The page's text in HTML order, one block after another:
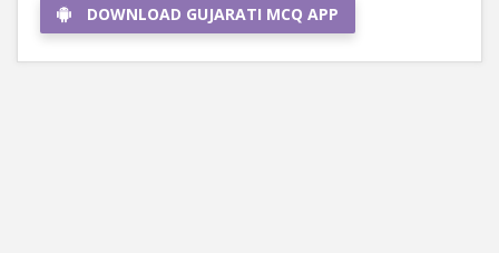
DOWNLOAD GUJARATI MCQ APP